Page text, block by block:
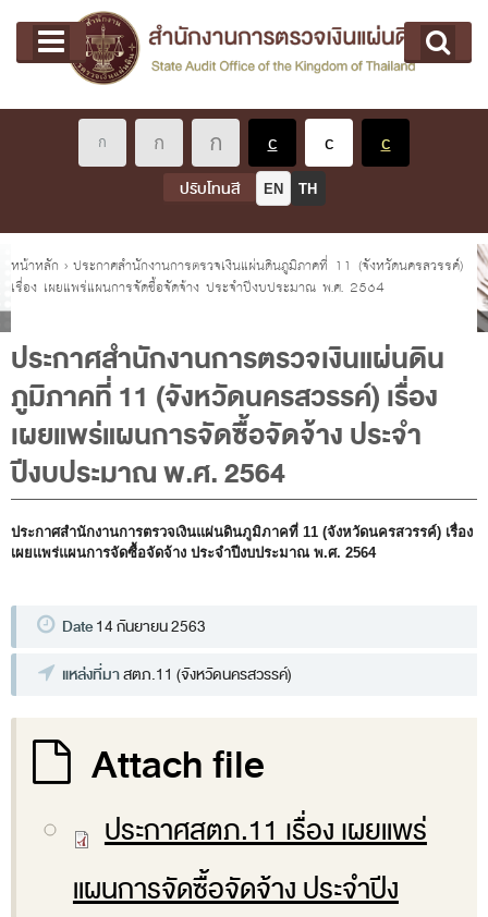
Main menu
หน้าแรก
เกี่ยวกับ คตง.
นโยบายการตรวจเงินแผ่นดิน
หลักเกณฑ์มาตรฐานเกี่ยวกับการตรวจเงินแผ่นดิน
ผู้ว่าการตรวจเงินแผ่นดิน
การบริหารและพัฒนาทรัพยากรบุคคล
ประวัติสำนักงานการตรวจเงินแผ่นดิน
พรป. ว่าด้วยการตรวจเงินแผ่นดิน พ.ศ. 2561
แผนปฏิบัติราชการ ระยะ 5 ปี (พ.ศ. 2566 - 2570)
พระราชดำรัส รัชกาลที่ 9
ผู้บริหารสำนักงานการตรวจเงินแผ่นดิน
รองผู้ว่าการตรวจเงินแผ่นดิน
ผู้ช่วยผู้ว่าการตรวจเงินแผ่นดิน
ที่ปรึกษาประจำสำนักงาน
หน้าที่และอำนาจ และการแบ่งส่วนราชการ
หน้าที่และอำนาจ
ปรับโทนสี EN TH
คุณอยู่ที่
หน้าหลัก › ประกาศสำนักงานการตรวจเงินแผ่นดินภูมิภาคที่ 11 (จังหวัดนครสวรรค์)
เรื่อง เผยแพร่แผนการจัดซื้อจัดจ้าง ประจำปีงบประมาณ พ.ศ. 2564
ประกาศสำนักงานการตรวจเงินแผ่นดิน
ภูมิภาคที่ 11 (จังหวัดนครสวรรค์) เรื่อง
เผยแพร่แผนการจัดซื้อจัดจ้าง ประจำ
ปีงบประมาณ พ.ศ. 2564
ประกาศสำนักงานการตรวจเงินแผ่นดินภูมิภาคที่ 11 (จังหวัดนครสวรรค์) เรื่อง
เผยแพร่แผนการจัดซื้อจัดจ้าง ประจำปีงบประมาณ พ.ศ. 2564
Date14 กันยายน 2563
แหล่งที่มาสตภ.11 (จังหวัดนครสวรรค์)
Attach file
ประกาศสตภ.11 เรื่อง เผยแพร่
แผนการจัดซื้อจัดจ้าง ประจำปีง